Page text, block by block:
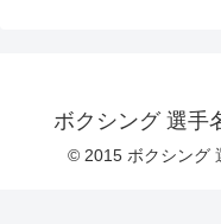
ボクシング 選
© 2015 ボクシング